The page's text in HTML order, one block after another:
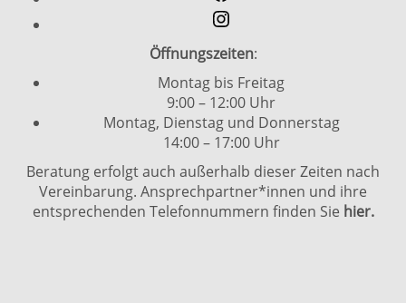
Öffnungszeiten:
Montag bis Freitag
9:00 – 12:00 Uhr
Montag, Dienstag und Donnerstag
14:00 – 17:00 Uhr
Beratung erfolgt auch außerhalb dieser Zeiten nach
Vereinbarung. Ansprechpartner*innen und ihre
entsprechenden Telefonnummern finden Sie hier.